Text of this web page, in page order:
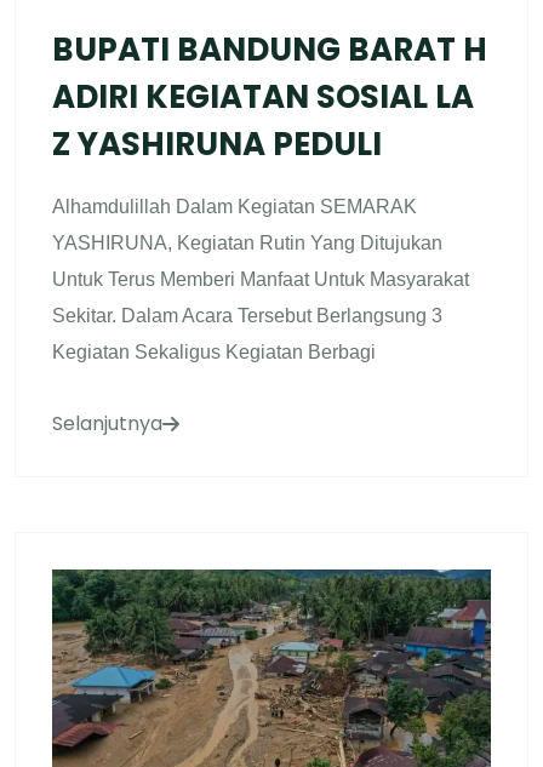
BUPATI BANDUNG BARAT H
ADIRI KEGIATAN SOSIAL LA
Z YASHIRUNA PEDULI
Alhamdulillah Dalam Kegiatan SEMARAK
YASHIRUNA, Kegiatan Rutin Yang Ditujukan
Untuk Terus Memberi Manfaat Untuk Masyarakat
Sekitar. Dalam Acara Tersebut Berlangsung 3
Kegiatan Sekaligus Kegiatan Berbagi
Selanjutnya